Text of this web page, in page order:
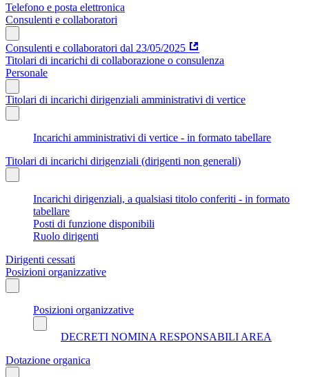
Telefono e posta elettronica
Consulenti e collaboratori
Consulenti e collaboratori dal 23/05/2025
Titolari di incarichi di collaborazione o consulenza
Personale
Titolari di incarichi dirigenziali amministrativi di vertice
Incarichi amministrativi di vertice - in formato tabellare
Titolari di incarichi dirigenziali (dirigenti non generali)
Incarichi dirigenziali, a qualsiasi titolo conferiti - in formato
tabellare
Posti di funzione disponibili
Ruolo dirigenti
Dirigenti cessati
Posizioni organizzative
Posizioni organizzative
DECRETI NOMINA RESPONSABILI AREA
Dotazione organica